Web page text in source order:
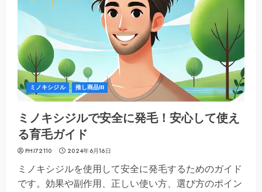
ミノキシジル 推し商品III
ミノキシジルで安全に発毛！安心して使え
る育毛ガイド
PHI72110 2024年6月16日
ミノキシジルを使用して安全に発毛するためのガイド
です。効果や副作用、正しい使い方、選び方のポイン